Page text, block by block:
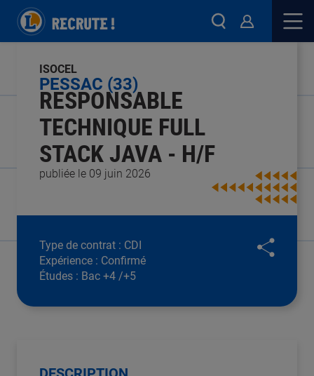
publiée le 09 juin 2026
RESPONSABLE
TECHNIQUE FULL
STACK JAVA - H/F
PESSAC (33)
ISOCEL
Type de contrat : CDI
Expérience : Confirmé
Études : Bac +4 /+5